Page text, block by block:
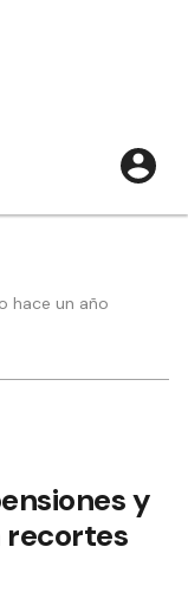
hace un año
y
recortes